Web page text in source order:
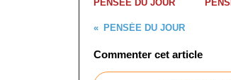
PENSÉE DU JOUR
PENSÉE DU JOUR
Commenter cet article